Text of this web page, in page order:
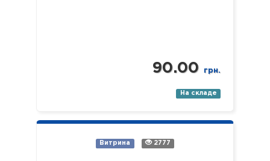
90.00 грн.
На складе
Витрина 2777